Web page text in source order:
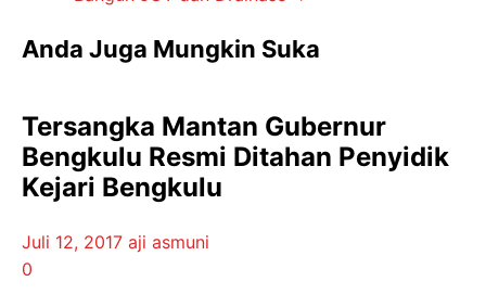
Anda Juga Mungkin Suka
Tersangka Mantan Gubernur
Bengkulu Resmi Ditahan Penyidik
Kejari Bengkulu
Juli 12, 2017 aji asmuni
0